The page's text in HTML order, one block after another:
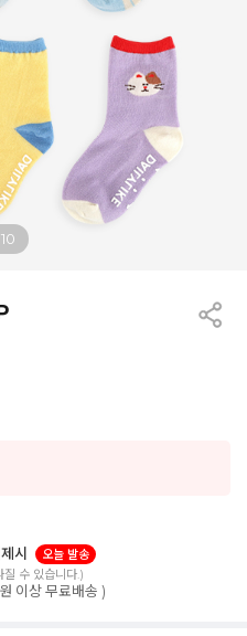
10
시
오늘 발송
질 수 있습니다.)
이상 무료배송 )